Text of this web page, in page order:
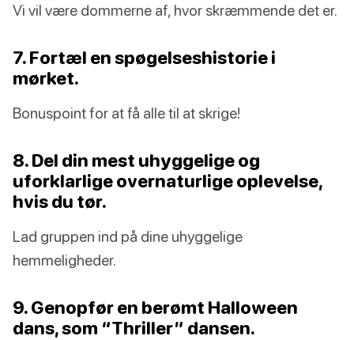
Vi vil være dommerne af, hvor skræmmende det er.
7. Fortæl en spøgelseshistorie i
mørket.
Bonuspoint for at få alle til at skrige!
8. Del din mest uhyggelige og
uforklarlige overnaturlige oplevelse,
hvis du tør.
Lad gruppen ind på dine uhyggelige
hemmeligheder.
9. Genopfør en berømt Halloween
dans, som “Thriller” dansen.